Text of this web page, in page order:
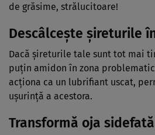
de grăsime, strălucitoare!
Descâlceşte şireturile
Dacă şireturile tale sunt tot mai
puţin amidon în zona
acţiona ca un lubrifiant uscat,
uşurinţă a acestora.
Transformă oja